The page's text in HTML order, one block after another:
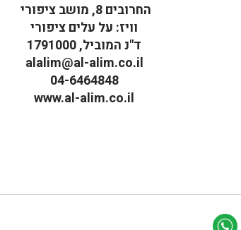
החרובים 8, מושב ציפורי
וויז: על עלים ציפורי
ד"נ המוביל, 1791000
alalim@al-alim.co.il
04-6464848
www.al-alim.co.il